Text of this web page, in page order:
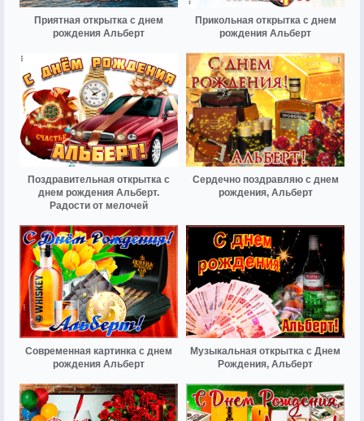
Приятная открытка с днем
рождения Альберт
Прикольная открытка с днем
рождения Альберт
Поздравительная открытка с
днем рождения Альберт.
Радости от мелочей
Сердечно поздравляю с днем
рождения, Альберт
Современная картинка с днем
рождения Альберт
Музыкальная открытка с Днем
Рождения, Альберт